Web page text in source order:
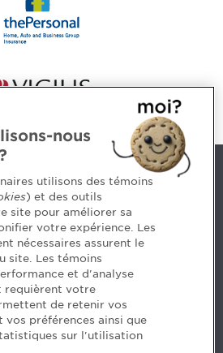
800, Montréal (Québec)
team >
a part of your career? See
nous
utilisons des témoins
) et des outils
site pour améliorer sa
votre expérience. Les
nécessaires assurent le
site. Les témoins
et d'analyse
requièrent votre
de retenir vos
vos préférences ainsi que
sur l'utilisation